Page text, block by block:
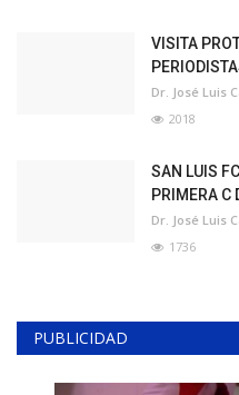
VISITA
Dr. José Luis
2018
SAN LUIS
PRIMERA C
Dr. José Luis
1736
PUBLICIDAD